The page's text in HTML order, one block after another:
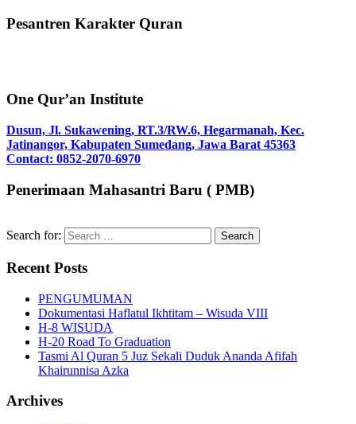
Pesantren Karakter Quran
One Qur’an Institute
Dusun, Jl. Sukawening, RT.3/RW.6, Hegarmanah, Kec.
Jatinangor, Kabupaten Sumedang, Jawa Barat 45363
Contact: 0852-2070-6970
Penerimaan Mahasantri Baru ( PMB)
Search for:
Recent Posts
PENGUMUMAN
Dokumentasi Haflatul Ikhtitam – Wisuda VIII
H-8 WISUDA
H-20 Road To Graduation
Tasmi Al Quran 5 Juz Sekali Duduk Ananda Afifah
Khairunnisa Azka
Archives